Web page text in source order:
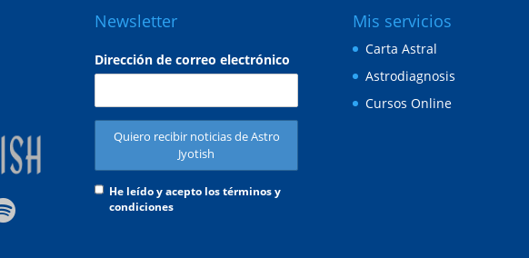
Newsletter
Dirección de correo electrónico
He leído y acepto los términos y
condiciones
Mis servicios
Carta Astral
Astrodiagnosis
Cursos Online